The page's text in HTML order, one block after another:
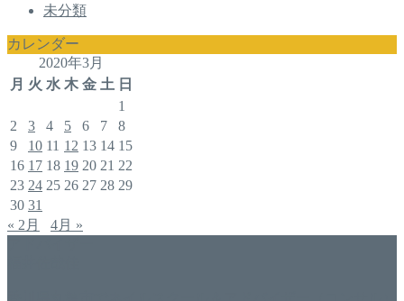
未分類
カレンダー
2020年3月
月 火 水 木 金 土 日
1
2
3 4 5 6 7
8
9
10 11 12 13 14 15
16 17 18 19 20 21 22
23 24 25 26 27 28 29
30 31
« 2月
4月 »